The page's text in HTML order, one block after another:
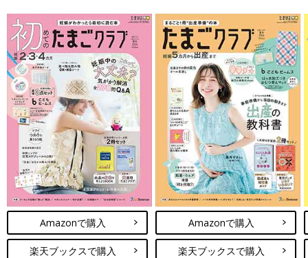
Amazonで購入
楽天ブックスで購入
Amazonで購入
楽天ブックスで購入